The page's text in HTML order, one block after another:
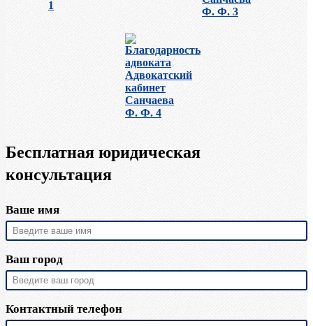
Бесплатная юридическая
консультация
Ваше имя
Ваш город
Контактный телефон